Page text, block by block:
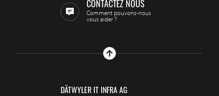
CONTACTEZ NOUS
Comment pouvons-nous
vous aider ?
DÄTWYLER IT INFRA AG